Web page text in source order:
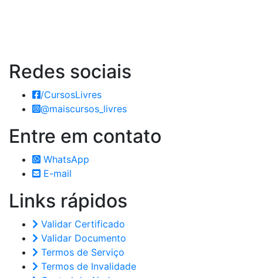
Redes sociais
/CursosLivres
@maiscursos_livres
Entre em contato
WhatsApp
E-mail
Links rápidos
Validar Certificado
Validar Documento
Termos de Serviço
Termos de Invalidade